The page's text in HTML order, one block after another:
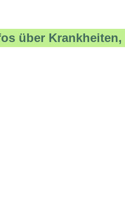
über